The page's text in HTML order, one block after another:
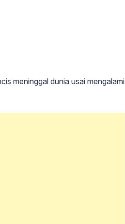
meninggal dunia usai mengalami